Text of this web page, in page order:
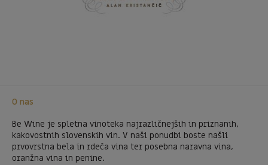
O nas
Be Wine je spletna vinoteka najrazličnejših in priznanih,
kakovostnih slovenskih vin. V naši ponudbi boste našli
prvovrstna bela in rdeča vina ter posebna naravna vina,
oranžna vina in penine.